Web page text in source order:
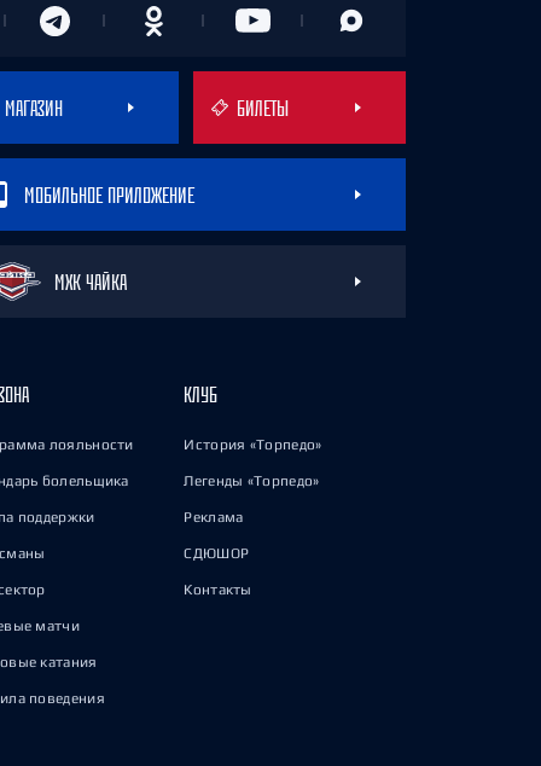
МАГАЗИН БИЛЕТЫ
МОБИЛЬНОЕ ПРИЛОЖЕНИЕ
МХК ЧАЙКА
лояльности
болельщика
поддержки
матчи
катания
поведения
КЛУБ
История «Торпедо»
Легенды «Торпедо»
Реклама
СДЮШОР
Контакты